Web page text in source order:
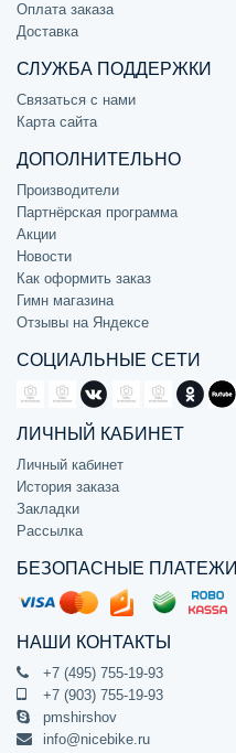
Оплата заказа
Доставка
СЛУЖБА ПОДДЕРЖКИ
Связаться с нами
Карта сайта
ДОПОЛНИТЕЛЬНО
Производители
Партнёрская программа
Акции
Новости
Как оформить заказ
Гимн магазина
Отзывы на Яндексе
СОЦИАЛЬНЫЕ СЕТИ
ЛИЧНЫЙ КАБИНЕТ
Личный кабинет
История заказа
Закладки
Рассылка
БЕЗОПАСНЫЕ ПЛАТЕЖИ
НАШИ КОНТАКТЫ
+7 (495) 755-19-93
+7 (903) 755-19-93
pmshirshov
info@nicebike.ru